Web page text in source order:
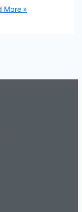
More »